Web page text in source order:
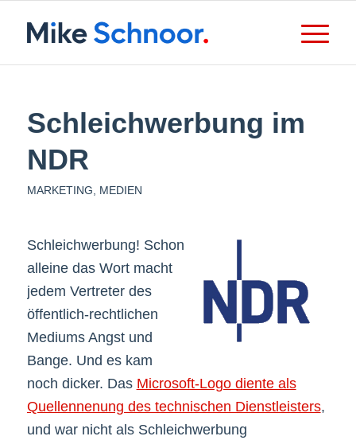
Schleichwerbung im
NDR
MARKETING MEDIEN
Schleichwerbung! Schon
alleine das Wort macht
jedem Vertreter des
öffentlich-rechtlichen
Mediums Angst und
Bange. Und es kam
noch dicker. Das Microsoft-Logo diente als
Quellennenung des technischen Dienstleisters,
und war nicht als Schleichwerbung